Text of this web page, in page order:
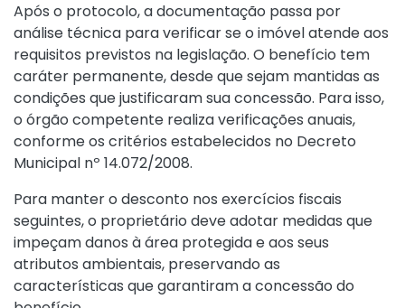
Após o protocolo, a documentação passa por
análise técnica para verificar se o imóvel atende aos
requisitos previstos na legislação. O benefício tem
caráter permanente, desde que sejam mantidas as
condições que justificaram sua concessão. Para isso,
o órgão competente realiza verificações anuais,
conforme os critérios estabelecidos no Decreto
Municipal nº 14.072/2008.
Para manter o desconto nos exercícios fiscais
seguintes, o proprietário deve adotar medidas que
impeçam danos à área protegida e aos seus
atributos ambientais, preservando as
características que garantiram a concessão do